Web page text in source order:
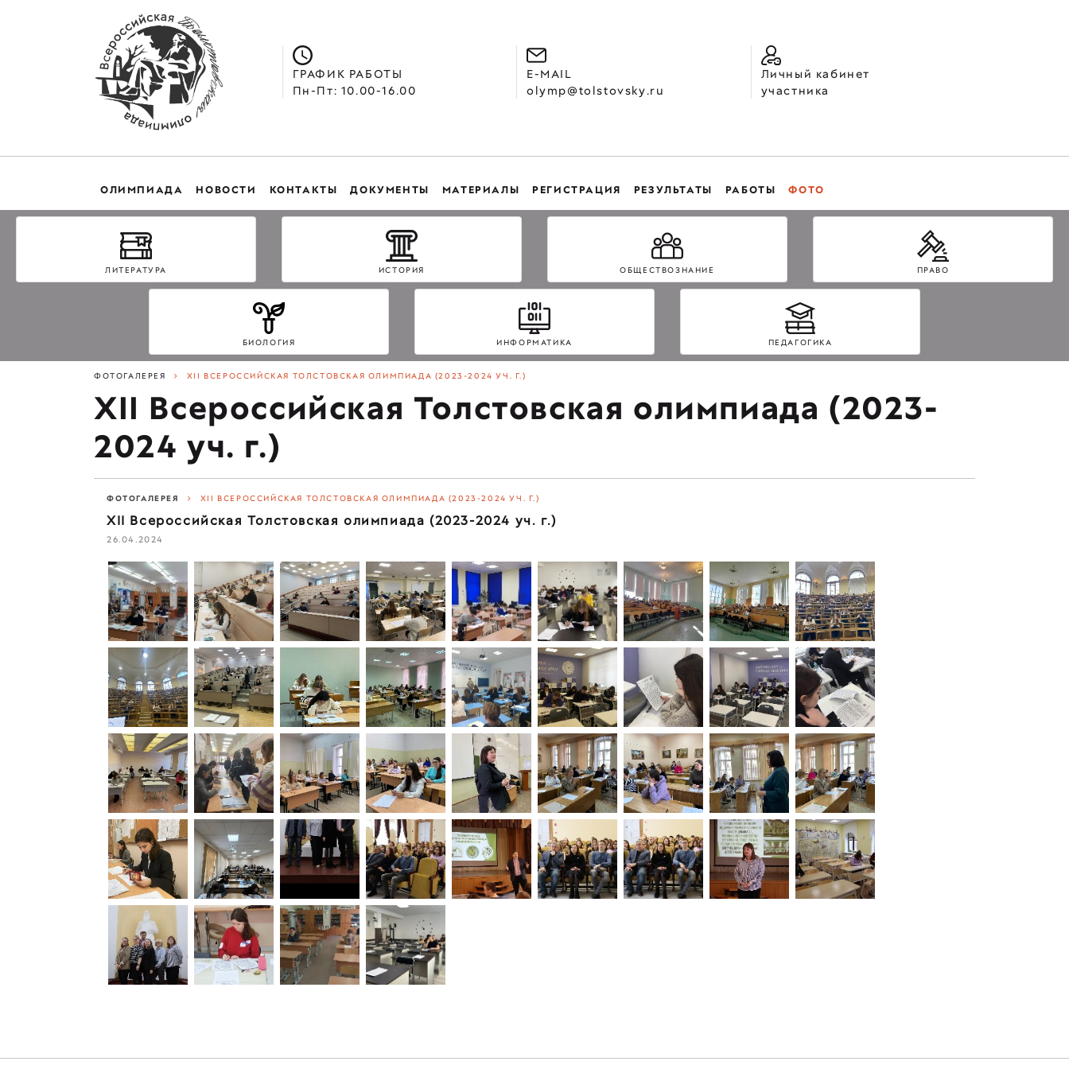
ГРАФИК РАБОТЫ
Пн-Пт: 10.00-16.00
E-MAIL
olymp@tolstovsky.ru
Личный кабинет
участника
ОЛИМПИАДА НОВОСТИ КОНТАКТЫ ДОКУМЕНТЫ МАТЕРИАЛЫ РЕГИСТРАЦИЯ РЕЗУЛЬТАТЫ РАБОТЫ ФОТО
ЛИТЕРАТУРА ИСТОРИЯ ОБЩЕСТВОЗНАНИЕ ПРАВО
БИОЛОГИЯ ИНФОРМАТИКА ПЕДАГОГИКА
ФОТОГАЛЕРЕЯ XII ВСЕРОССИЙСКАЯ ТОЛСТОВСКАЯ ОЛИМПИАДА (2023-2024 УЧ. Г.)
XII Всероссийская Толстовская олимпиада (2023-
2024 уч. г.)
ФОТОГАЛЕРЕЯ XII ВСЕРОССИЙСКАЯ ТОЛСТОВСКАЯ ОЛИМПИАДА (2023-2024 УЧ. Г.)
XII Всероссийская Толстовская олимпиада (2023-2024 уч. г.)
26.04.2024